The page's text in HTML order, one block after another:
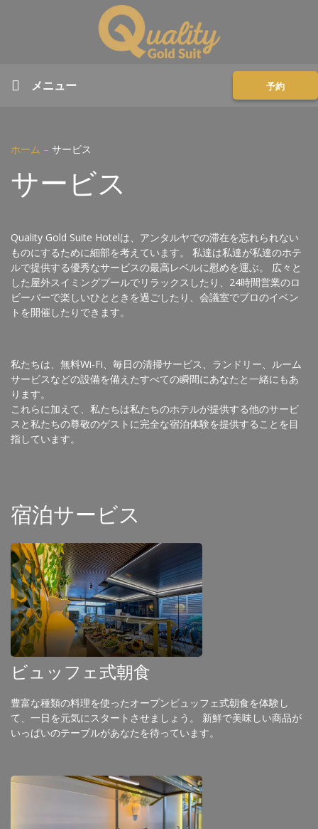
メニュー 予約
ホーム – サービス
サービス
Quality Gold Suite Hotelは、アンタルヤでの滞在を忘れられない
ものにするために細部を考えています。 私達は私達が私達のホテ
ルで提供する優秀なサービスの最高レベルに慰めを運ぶ。 広々と
した屋外スイミングプールでリラックスしたり、24時間営業のロ
ビーバーで楽しいひとときを過ごしたり、会議室でプロのイベン
トを開催したりできます。
私たちは、無料Wi-Fi、毎日の清掃サービス、ランドリー、ルーム
サービスなどの設備を備えたすべての瞬間にあなたと一緒にもあ
ります。
これらに加えて、私たちは私たちのホテルが提供する他のサービ
スと私たちの尊敬のゲストに完全な宿泊体験を提供することを目
指しています。
宿泊サービス
ビュッフェ式朝食
豊富な種類の料理を使ったオープンビュッフェ式朝食を体験し
て、一日を元気にスタートさせましょう。 新鮮で美味しい商品が
いっぱいのテーブルがあなたを待っています。